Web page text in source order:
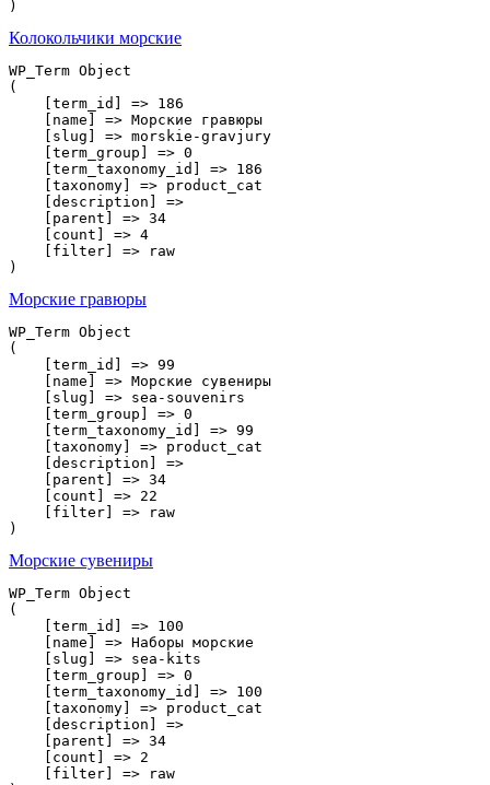
Колокольчики морские
WP_Term Object
(
    [term_id] => 186
    [name] => Морские гравюры
    [slug] => morskie-gravjury
    [term_group] => 0
    [term_taxonomy_id] => 186
    [taxonomy] => product_cat
    [description] =>
    [parent] => 34
    [count] => 4
    [filter] => raw
Морские гравюры
WP_Term Object
(
    [term_id] => 99
    [name] => Морские сувениры
    [slug] => sea-souvenirs
    [term_group] => 0
    [term_taxonomy_id] => 99
    [taxonomy] => product_cat
    [description] =>
    [parent] => 34
    [count] => 22
    [filter] => raw
Морские сувениры
WP_Term Object
(
    [term_id] => 100
    [name] => Наборы морские
    [slug] => sea-kits
    [term_group] => 0
    [term_taxonomy_id] => 100
    [taxonomy] => product_cat
    [description] =>
    [parent] => 34
    [count] => 2
    [filter] => raw